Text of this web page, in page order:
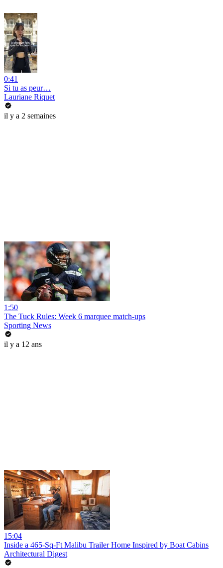
0:41
Si tu as peur…
Lauriane Riquet
il y a 2 semaines
1:50
The Tuck Rules: Week 6 marquee match-ups
Sporting News
il y a 12 ans
15:04
Inside a 465-Sq-Ft Malibu Trailer Home Inspired by Boat Cabins
Architectural Digest